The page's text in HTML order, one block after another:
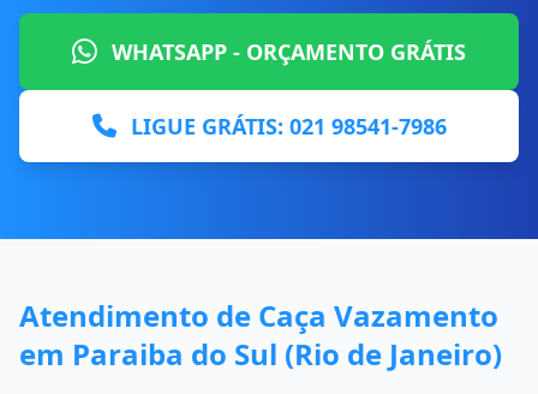
WHATSAPP - ORÇAMENTO GRÁTIS
LIGUE GRÁTIS: 021 98541-7986
Atendimento de Caça Vazamento
em Paraiba do Sul (Rio de Janeiro)